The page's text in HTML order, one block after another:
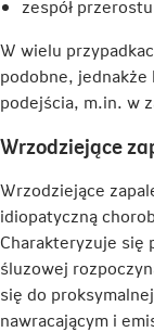
zespół
W wielu
podobne,
podejścia, m.in. w
Wrzodziejące
Wrzodziejące
idiopatyczną
Charakteryzuje się
śluzowej
się do
nawracającym i